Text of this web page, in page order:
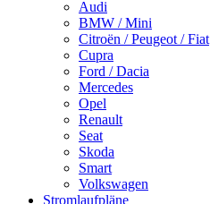
Audi
BMW / Mini
Citroën / Peugeot / Fiat
Cupra
Ford / Dacia
Mercedes
Opel
Renault
Seat
Skoda
Smart
Volkswagen
Stromlaufpläne